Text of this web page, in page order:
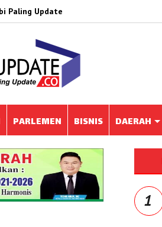
Paling Update
PARLEMEN BISNIS DAERAH
1